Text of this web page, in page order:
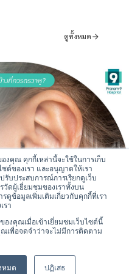
งคุณ คุกกี้เหล่านี้จะใช้ในการเก็บ
ของเรา และอนุญาตให้เรา
บประสบการณ์การเรียกดูเว็บ
วัดผู้เยี่ยมชมของเราทั้งบน
ดูข้อมูลเพิ่มเติมเกี่ยวกับคุกกี้ที่เรา
รา
งคุณเมื่อเข้าเยี่ยมชมเว็บไซต์นี้
ณเพื่อจดจำว่าจะไม่มีการติดตาม
หมด ปฏิเสธ
ดูทั้งหมด
ควรตรวจหู?
ลหรือบริการได้เลยครับ